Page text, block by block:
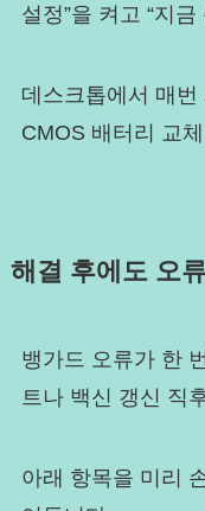
설정”을 켜고 “지
데스크톱에서 매
CMOS 배터리 교
해결 후에도 오
뱅가드 오류가 한
트나 백신 갱신 직
아래 항목을 미리